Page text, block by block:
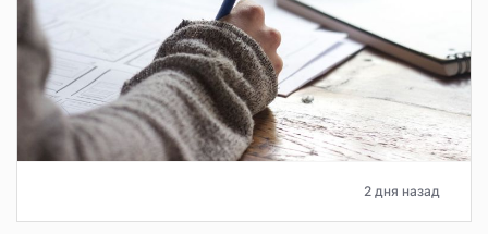
2 дня назад